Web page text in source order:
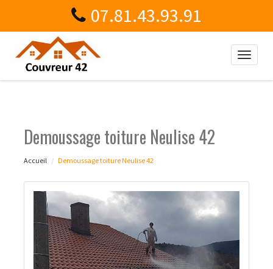
07.81.43.93.91
Toggle
Demoussage toiture Neulise 42
Accueil Demoussage toiture Neulise 42